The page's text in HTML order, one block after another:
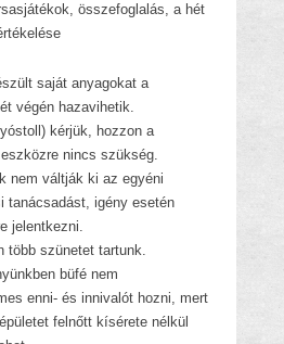
összefoglalás, a hét
saját anyagokat a
végén hazavihetik.
kérjük, hozzon a
nincs szükség.
nem váltják ki az egyéni
tanácsadást, igény esetén
jelentkezni.
több szünetet tartunk.
büfé nem
enni- és innivalót hozni, mert
felnőtt kísérete nélkül